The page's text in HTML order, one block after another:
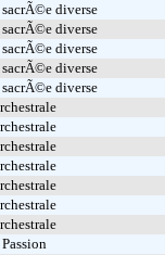
diverse
diverse
diverse
diverse
diverse